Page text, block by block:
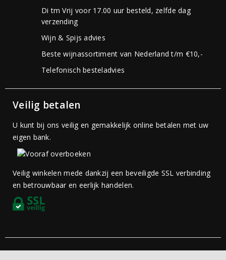
Di tm Vrij voor 17.00 uur besteld, zelfde dag
verzending
Wijn & Spijs advies
Beste wijnassortiment van Nederland t/m €10,-
Telefonisch besteladvies
Veilig betalen
U kunt bij ons veilig en gemakkelijk online betalen met uw
eigen bank.
Veilig winkelen mede dankzij een beveiligde SSL verbinding
en betrouwbaar en eerlijk handelen.